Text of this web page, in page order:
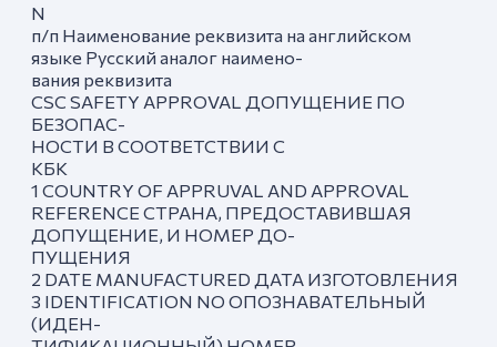
N
п/п Наименование реквизита на английском
языке Русский аналог наимено-
вания реквизита
CSC SAFETY APPROVAL ДОПУЩЕНИЕ ПО
БЕЗОПАС-
НОСТИ В СООТВЕТСТВИИ С
КБК
1 COUNTRY OF APPRUVAL AND APPROVAL
REFERENCE СТРАНА, ПРЕДОСТАВИВШАЯ
ДОПУЩЕНИЕ, И НОМЕР ДО-
ПУЩЕНИЯ
2 DATE MANUFACTURED ДАТА ИЗГОТОВЛЕНИЯ
3 IDENTIFICATION NO ОПОЗНАВАТЕЛЬНЫЙ
(ИДЕН-